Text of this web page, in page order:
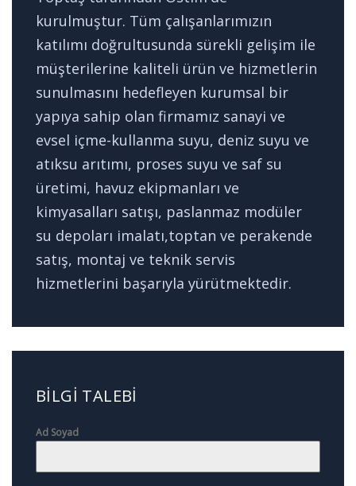
kurulmuştur. Tüm çalışanlarımızın
katılımı doğrultusunda sürekli gelişim ile
müşterilerine kaliteli ürün ve hizmetlerin
sunulmasını hedefleyen kurumsal bir
yapıya sahip olan firmamız sanayi ve
evsel içme-kullanma suyu, deniz suyu ve
atıksu arıtımı, proses suyu ve saf su
üretimi, havuz ekipmanları ve
kimyasalları satışı, paslanmaz modüler
su depoları imalatı,toptan ve perakende
satış, montaj ve teknik servis
hizmetlerini başarıyla yürütmektedir.
BILGI TALEBI
Ad Soyad